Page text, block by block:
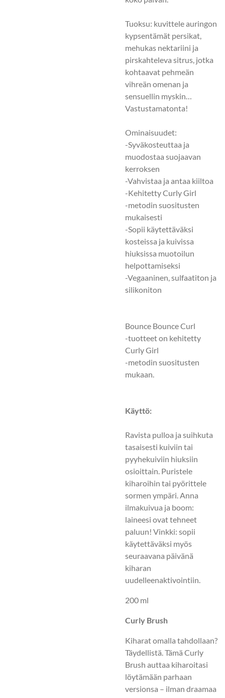
Tuoksu: kuvittele auringon
kypsentämät persikat,
mehukas nektariini ja
pirskahteleva sitrus, jotka
kohtaavat pehmeän
vihreän omenan ja
sensuellin myskin…
Vastustamatonta!
Ominaisuudet:
-Syväkosteuttaa ja
muodostaa suojaavan
kerroksen
-Vahvistaa ja antaa kiiltoa
-Kehitetty Curly Girl
-metodin suositusten
mukaisesti
-Sopii käytettäväksi
kosteissa ja kuivissa
hiuksissa muotoilun
helpottamiseksi
-Vegaaninen, sulfaatiton ja
silikoniton
Bounce Bounce Curl
-tuotteet on kehitetty
Curly Girl
-metodin suositusten
mukaan.
Käyttö:
Ravista pulloa ja suihkuta
tasaisesti kuiviin tai
pyyhekuiviin hiuksiin
osioittain. Puristele
kiharoihin tai pyörittele
sormen ympäri. Anna
ilmakuivua ja boom:
laineesi ovat tehneet
paluun! Vinkki: sopii
käytettäväksi myös
seuraavana päivänä
kiharan
uudelleenaktivointiin.
200 ml
Curly Brush
Kiharat omalla tahdollaan?
Täydellistä. Tämä Curly
Brush auttaa kiharoitasi
löytämään parhaan
versionsa – ilman draamaa